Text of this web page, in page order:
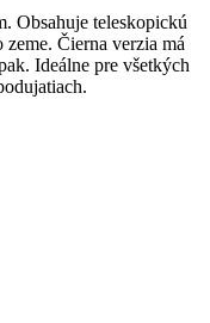
Obsahuje teleskopickú
Čierna verzia má
Ideálne pre všetkých